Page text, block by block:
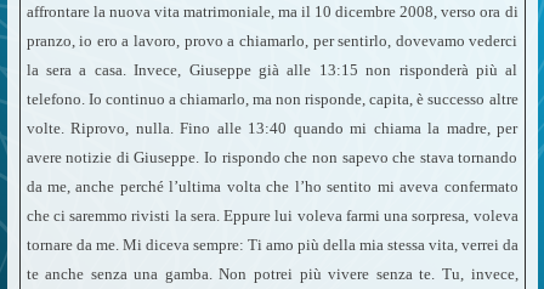
affrontare la nuova vita matrimoniale, ma il 10 dicembre 2008, verso ora di
pranzo, io ero a lavoro, provo a chiamarlo, per sentirlo, dovevamo vederci
la sera a casa. Invece, Giuseppe già alle 13:15 non risponderà più al
telefono. Io continuo a chiamarlo, ma non risponde, capita, è successo altre
volte. Riprovo, nulla. Fino alle 13:40 quando mi chiama la madre, per
avere notizie di Giuseppe. Io rispondo che non sapevo che stava tornando
da me, anche perché l’ultima volta che l’ho sentito mi aveva confermato
che ci saremmo rivisti la sera. Eppure lui voleva farmi una sorpresa, voleva
tornare da me. Mi diceva sempre: Ti amo più della mia stessa vita, verrei da
te anche senza una gamba. Non potrei più vivere senza te. Tu, invece,